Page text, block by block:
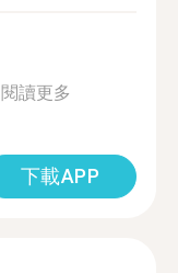
閱讀更多
下載APP